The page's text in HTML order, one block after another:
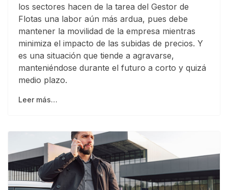
los sectores hacen de la tarea del Gestor de
Flotas una labor aún más ardua, pues debe
mantener la movilidad de la empresa mientras
minimiza el impacto de las subidas de precios. Y
es una situación que tiende a agravarse,
manteniéndose durante el futuro a corto y quizá
medio plazo.
Leer más…